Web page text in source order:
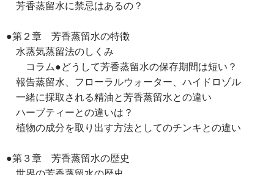
芳香蒸留水に禁忌はあるの？
●第２章 芳香蒸留水の特徴
水蒸気蒸留法のしくみ
コラム●どうして芳香蒸留水の保存期間は短い？
報告蒸留水、フローラルウォーター、ハイドロゾル
一緒に採取される精油と芳香蒸留水との違い
ハーブティーとの違いは？
植物の成分を取り出す方法としてのチンキとの違い
●第３章 芳香蒸留水の歴史